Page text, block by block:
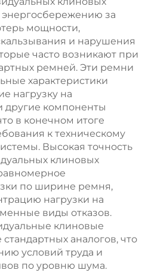
за
мощности,
и нарушения
часто возникают при
ремней. Эти ремни
характеристики
нагрузку на
компоненты
в конечном итоге
к техническому
Высокая точность
клиновых
по ширине ремня,
нагрузки на
виды отказов.
клиновые
аналогов, что
условий труда и
по уровню шума.